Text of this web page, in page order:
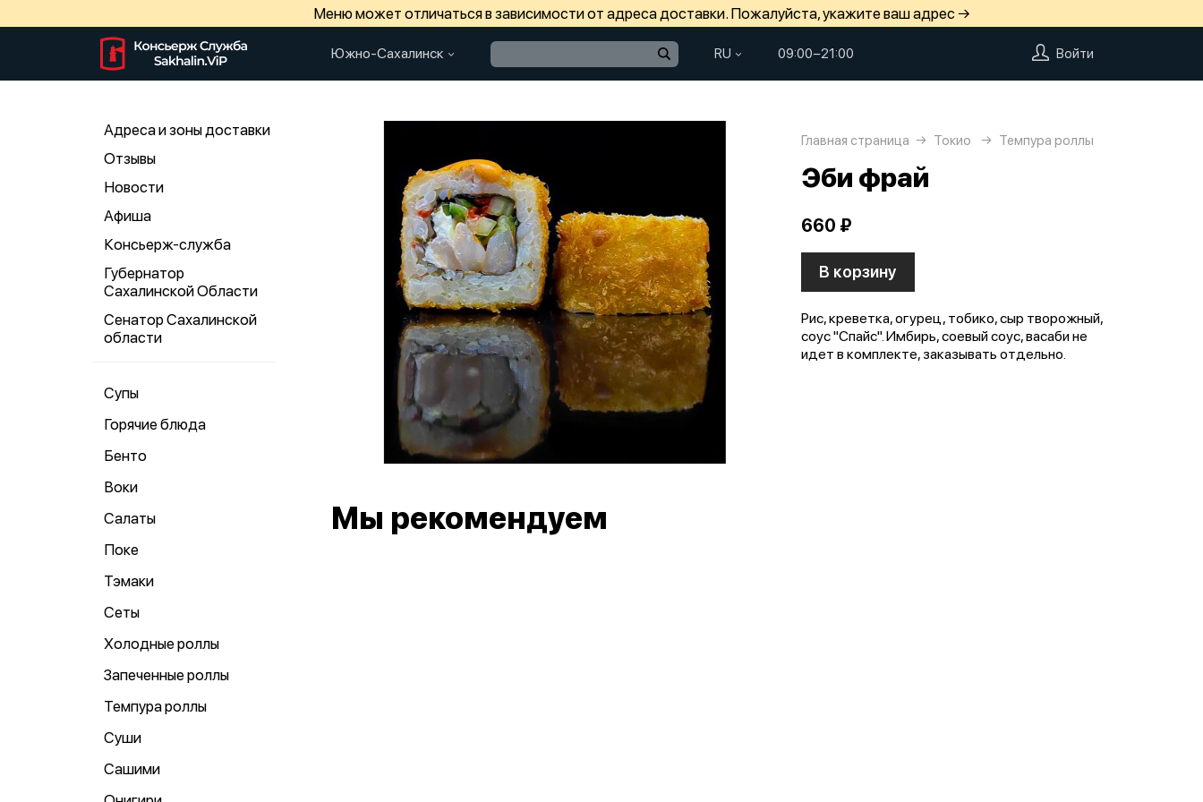
Меню может отличаться в зависимости от адреса доставки. Пожалуйста, укажите ваш адрес →
Южно-Сахалинск RU 09:00−21:00 Войти
Адреса и зоны доставки
Отзывы
Новости
Афиша
Консьерж-служба
Губернатор
Сахалинской Области
Сенатор Сахалинской
области
Супы
Горячие блюда
Бенто
Воки
Салаты
Поке
Тэмаки
Сеты
Холодные роллы
Запеченные роллы
Темпура роллы
Суши
Сашими
Главная страница Токио Темпура роллы
Эби фрай
660 ₽
В корзину
Рис, креветка, огурец, тобико, сыр творожный,
соус "Спайс". Имбирь, соевый соус, васаби не
идет в комплекте, заказывать отдельно.
Мы рекомендуем